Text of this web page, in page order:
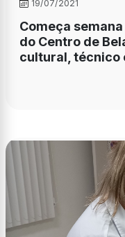
19/07/2021
Começa
do Centro de
cultural, técnico